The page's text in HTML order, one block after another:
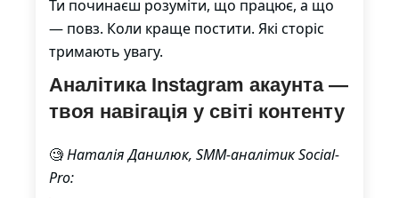
Ти починаєш розуміти, що працює, а що
— повз. Коли краще постити. Які сторіс
тримають увагу.
Аналітика Instagram акаунта—
твоя навігація у світі контенту
🧐Наталія Данилюк, SMM-аналітик Social-
Pro: